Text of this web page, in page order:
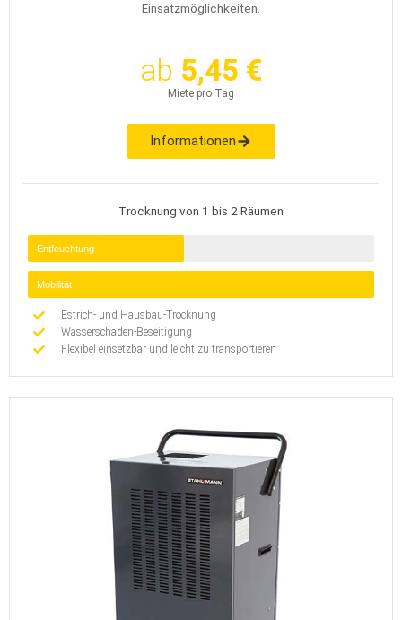
Einsatzmöglichkeiten.
ab 5,45 €
Miete pro Tag
Informationen
Trocknung von 1 bis 2 Räumen
Entfeuchtung
Mobilität
Estrich- und Hausbau-Trocknung
Wasserschaden-Beseitigung
Flexibel einsetzbar und leicht zu transportieren